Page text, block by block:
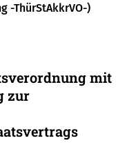
-ThürStAkkrVO-)
mit
zur